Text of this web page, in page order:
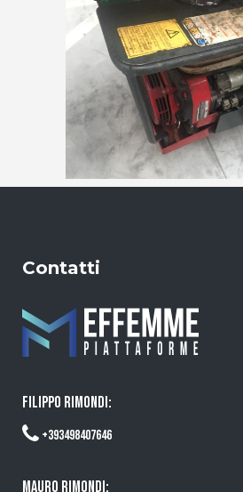
Contatti
FILIPPO RIMONDI:
+393498407646
MAURO RIMONDI: